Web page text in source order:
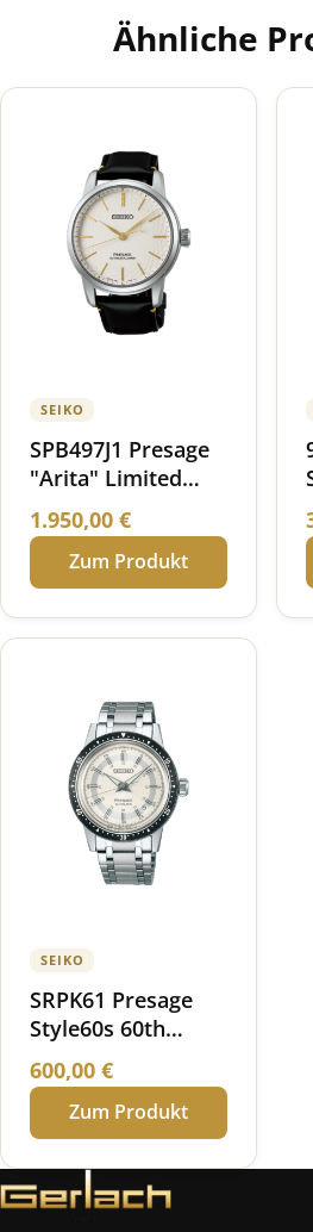
Ähnliche
SEIKO
SPB497J1 Presage
"Arita" Limited
Edition Automatik
Porzellan
Zifferblatt
1.950,00 €
Zum Produkt
SEIKO
SRPK61 Presage
Style60s 60th
Anniversary
Limited Edition
600,00 €
Zum Produkt